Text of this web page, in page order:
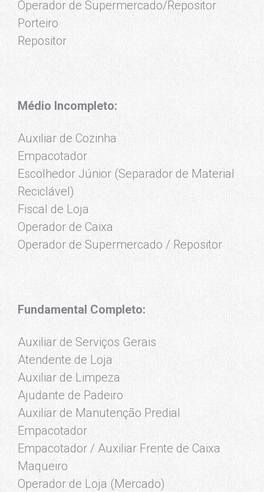
Operador de Supermercado/Repositor
Porteiro
Repositor
Médio Incompleto:
Auxiliar de Cozinha
Empacotador
Escolhedor Júnior (Separador de Material
Reciclável)
Fiscal de Loja
Operador de Caixa
Operador de Supermercado / Repositor
Fundamental Completo:
Auxiliar de Serviços Gerais
Atendente de Loja
Auxiliar de Limpeza
Ajudante de Padeiro
Auxiliar de Manutenção Predial
Empacotador
Empacotador / Auxiliar Frente de Caixa
Maqueiro
Operador de Loja (Mercado)